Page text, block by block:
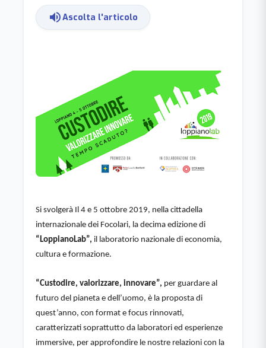
volume_upAscolta l'articolo
Si svolgerà Il 4 e 5 ottobre 2019, nella cittadella
“LoppianoLab”, il laboratorio nazionale di economia,
cultura e formazione.
“Custodire, valorizzare, innovare”, per guardare al
futuro del pianeta e dell’uomo, è la proposta di
quest’anno, con format e focus rinnovati,
caratterizzati soprattutto da laboratori ed esperienze
immersive, per approfondire le nostre relazioni con la